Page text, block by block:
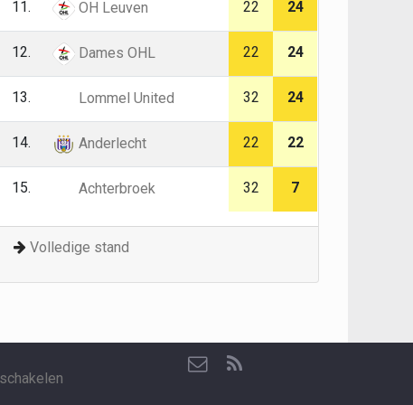
11. OH Leuven 22 24
12. Dames OHL 22 24
13. Lommel United 32 24
14. Anderlecht 22 22
15. Achterbroek 32 7
Volledige stand